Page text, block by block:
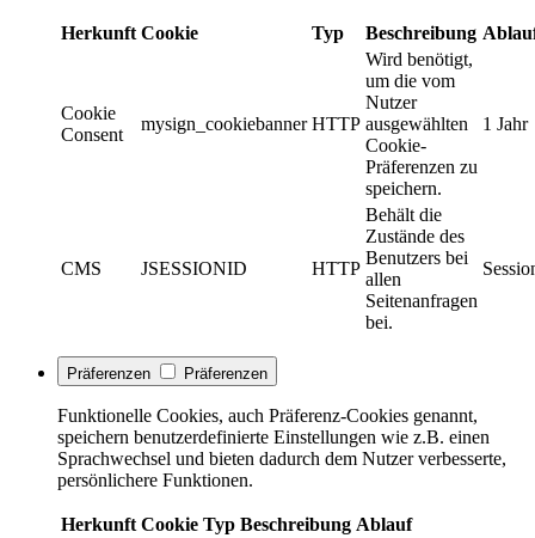
Herkunft Cookie Typ Beschreibung
Cookie
Consent
mysign_cookiebanner HTTP
Wird benötigt,
um die vom
Nutzer
ausgewählten
Cookie-
Präferenzen zu
speichern.
1 Jahr
CMS JSESSIONID HTTP
Behält die
Zustände des
Benutzers bei
allen
Seitenanfragen
bei.
Präferenzen Präferenzen
Funktionelle Cookies, auch Präferenz-Cookies genannt,
speichern benutzerdefinierte Einstellungen wie z.B. einen
Sprachwechsel und bieten dadurch dem Nutzer verbesserte,
persönlichere Funktionen.
Herkunft Cookie Typ Beschreibung Ablauf